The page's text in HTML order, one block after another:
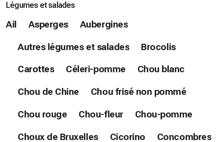
Légumes et salades
Ail Asperges Aubergines
Autres légumes et salades Brocolis
Carottes Céleri-pomme Chou blanc
Chou de Chine Chou frisé non pommé
Chou rouge Chou-fleur Chou-pomme
Choux de Bruxelles Cicorino Concombres